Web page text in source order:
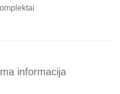
informacija